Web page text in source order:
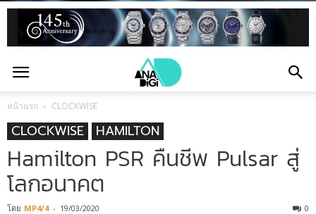
หน้าแรก CLOCKWISE
CLOCKWISE HAMILTON
Hamilton PSR คืนชีพ Pulsar สู่
โลกอนาคต
โดย MP4/4 - 19/03/2020 0